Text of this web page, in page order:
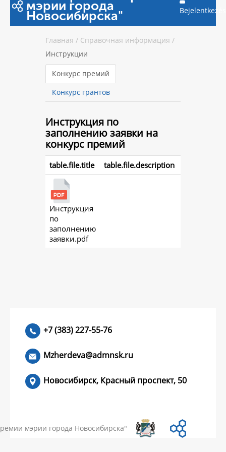
мэрии города
Новосибирска" Bejelentkezés
Главная / Справочная информация /
Инструкции
Конкурс премий
Конкурс грантов
Инструкция по
заполнению заявки на
конкурс премий
table.file.title table.file.description
Инструкция
по
заполнению
заявки.pdf
+7 (383) 227-55-76
Mzherdeva@admnsk.ru
Новосибирск, Красный проспект, 50
мэрии города Новосибирска"